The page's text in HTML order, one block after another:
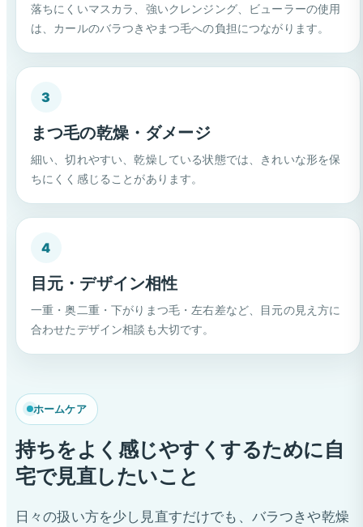
落ちにくいマスカラ、強いクレンジング、ビューラーの使用
は、カールのバラつきやまつ毛への負担につながります。
3
まつ毛の乾燥・ダメージ
細い、切れやすい、乾燥している状態では、きれいな形を保
ちにくく感じることがあります。
4
目元・デザイン相性
一重・奥二重・下がりまつ毛・左右差など、目元の見え方に
合わせたデザイン相談も大切です。
ホームケア
持ちをよく感じやすくするために自
宅で見直したいこと
日々の扱い方を少し見直すだけでも、バラつきや乾燥